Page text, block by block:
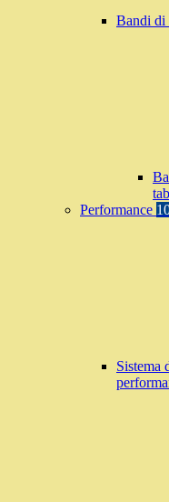
Bandi di
Performance
Sistema